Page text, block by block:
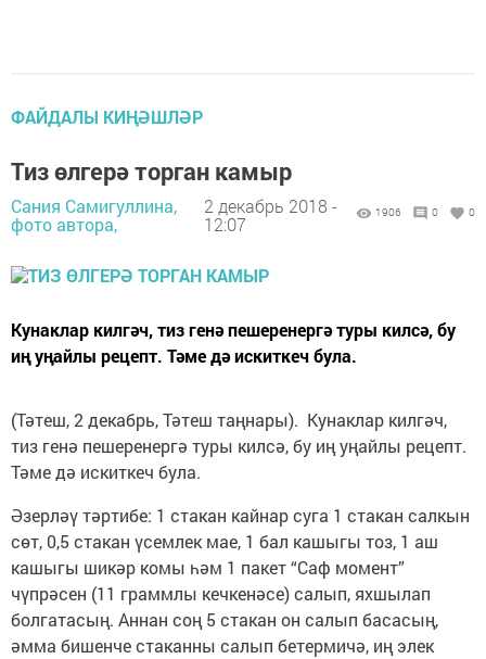
ФАЙДАЛЫ КИҢӘШЛӘР
Тиз өлгерә торган камыр
Сания Самигуллина,
фото автора,
2 декабрь 2018 -
12:07
1906 0 0
Кунаклар килгәч, тиз генә пешеренергә туры килсә, бу
иң уңайлы рецепт. Тәме дә искиткеч була.
(Тәтеш, 2 декабрь, Тәтеш таңнары). Кунаклар килгәч,
тиз генә пешеренергә туры килсә, бу иң уңайлы рецепт.
Тәме дә искиткеч була.
Әзерләү тәртибе: 1 стакан кайнар суга 1 стакан салкын
сөт, 0,5 стакан үсемлек мае, 1 бал кашыгы тоз, 1 аш
кашыгы шикәр комы һәм 1 пакет “Саф момент”
чүпрәсен (11 граммлы кечкенәсе) салып, яхшылап
болгатасың. Аннан соң 5 стакан он салып басасың,
әмма бишенче стаканны салып бетермичә, иң элек